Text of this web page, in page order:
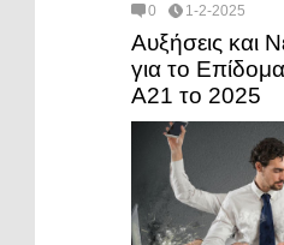
0 1-2-2025
Αυξήσεις και
για το
Α21 το 2025